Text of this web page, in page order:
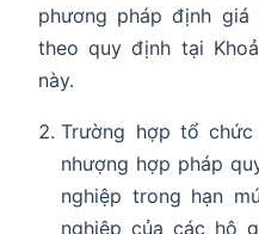
phương pháp định
theo quy định tại
này.
Trường hợp tổ
nhượng hợp pháp
nghiệp trong hạn
nghiệp của các hộ